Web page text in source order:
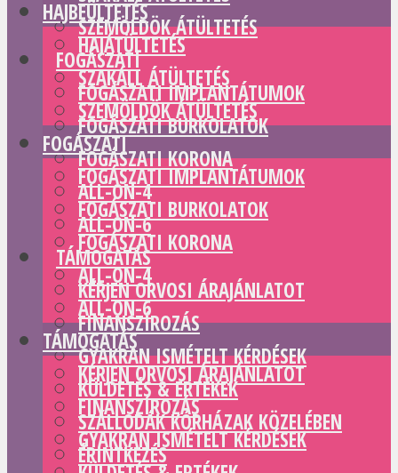
SZEMÖLDÖK ÁTÜLTETÉS
FOGÁSZATI
FOGÁSZATI IMPLANTÁTUMOK
FOGÁSZATI BURKOLATOK
FOGÁSZATI KORONA
ALL-ON-4
ALL-ON-6
TÁMOGATÁS
KÉRJEN ORVOSI ÁRAJÁNLATOT
FINANSZÍROZÁS
GYAKRAN ISMÉTELT KÉRDÉSEK
KÜLDETÉS & ERTÉKEK
SZÁLLODÁK KÓRHÁZAK KÖZELÉBEN
ÉRINTKEZÉS
HAJBEÜLTETÉS
HAJÁTÜLTETÉS
SZAKÁLL ÁTÜLTETÉS
SZEMÖLDÖK ÁTÜLTETÉS
FOGÁSZATI
FOGÁSZATI IMPLANTÁTUMOK
FOGÁSZATI BURKOLATOK
FOGÁSZATI KORONA
ALL-ON-4
ALL-ON-6
TÁMOGATÁS
KÉRJEN ORVOSI ÁRAJÁNLATOT
FINANSZÍROZÁS
GYAKRAN ISMÉTELT KÉRDÉSEK